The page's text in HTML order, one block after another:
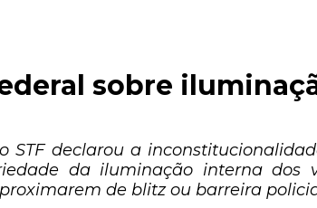
sobre
STF declarou a
da iluminação interna dos
de blitz ou barreira